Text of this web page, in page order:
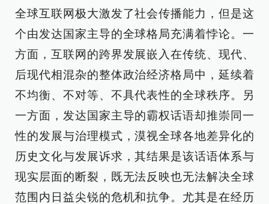
全球互联网极大激发了社会传播能力，但是这
个由发达国家主导的全球格局充满着悖论。一
方面，互联网的跨界发展嵌入在传统、现代、
后现代相混杂的整体政治经济格局中，延续着
不均衡、不对等、不具代表性的全球秩序。另
一方面，发达国家主导的霸权话语却推崇同一
性的发展与治理模式，漠视全球各地差异化的
历史文化与发展诉求，其结果是该话语体系与
现实层面的断裂，既无法反映也无法解决全球
范围内日益尖锐的危机和抗争。尤其是在经历